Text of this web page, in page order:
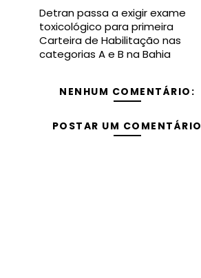
Detran passa a exigir exame
toxicológico para primeira
Carteira de Habilitação nas
categorias A e B na Bahia
NENHUM COMENTÁRIO:
POSTAR UM COMENTÁRIO